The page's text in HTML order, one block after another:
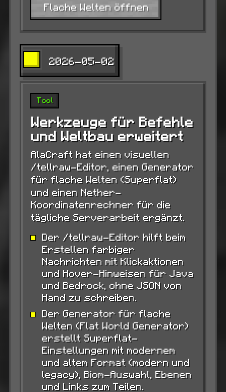
Flache Welten öffnen
2026-05-02
Tool
Werkzeuge für Befehle
und Weltbau erweitert
AlaCraft hat einen visuellen
/tellraw-Editor, einen Generator
für flache Welten (Superflat)
und einen Nether-
Koordinatenrechner für die
tägliche Serverarbeit ergänzt.
Der /tellraw-Editor hilft beim
Erstellen farbiger
Nachrichten mit Klickaktionen
und Hover-Hinweisen für Java
und Bedrock, ohne JSON von
Hand zu schreiben.
Der Generator für flache
Welten (Flat World Generator)
erstellt Superflat-
Einstellungen mit modernem
und altem Format (modern und
legacy), Biom-Auswahl, Ebenen
und Links zum Teilen.